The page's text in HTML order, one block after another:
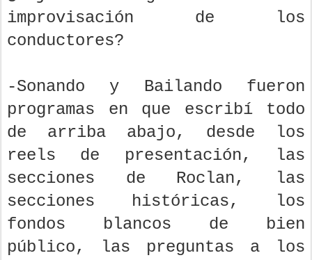
improvisación de los
conductores?
-Sonando y Bailando fueron
programas en que escribí todo
de arriba abajo, desde los
reels de presentación, las
secciones de Roclan, las
secciones históricas, los
fondos blancos de bien
público, las preguntas a los